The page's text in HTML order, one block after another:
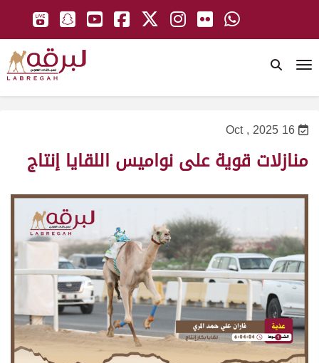
16 Oct , 2025
منازلات قوية على نواميس اللقايا إنتاج